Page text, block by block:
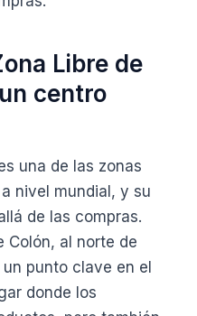
Libre de
centro
una de las zonas
nivel mundial, y su
de las compras.
Colón, al norte de
punto clave en el
donde los